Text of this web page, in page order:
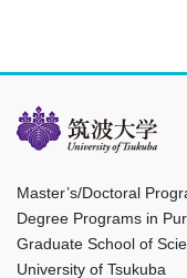
Master’s/Doctoral
Degree Programs in
Graduate School of
University of Tsukuba